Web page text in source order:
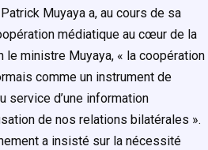
Muyaya a, au cours de sa
médiatique au cœur de la
le ministre Muyaya, « la coopération
comme un instrument de
service d’une information
de nos relations bilatérales ».
a insisté sur la nécessité